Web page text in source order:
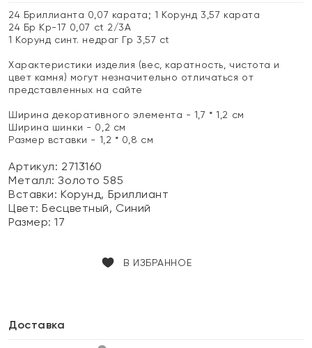
24 Бриллианта 0,07 карата; 1 Корунд 3,57 карата
24 Бр Кр-17 0,07 ct 2/3А
1 Корунд синт. недраг Гр 3,57 ct
Характеристики изделия (вес, каратность, чистота и
цвет камня) могут незначительно отличаться от
представленных на сайте
Ширина декоративного элемента - 1,7 * 1,2 см
Ширина шинки - 0,2 см
Размер вставки - 1,2 * 0,8 см
Артикул: 2713160
Металл:Золото 585
Вставки:Корунд, Бриллиант
Цвет:Бесцветный, Синий
Размер:17
В ИЗБРАННОЕ
Доставка